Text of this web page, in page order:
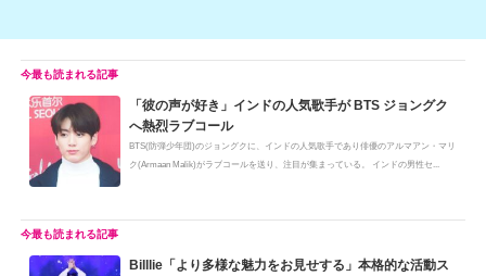
「彼の声が好き」インドの人気歌手が BTS ジョングク
へ熱烈ラブコール
BTS(防弾少年団)のジョングクに、インドの人気歌手であり俳優のアルマアン・マリ
ク(Armaan Malik)がラブコールを送り、注目が集まっている。 インドの男性セ...
Billlie「より多様な魅力をお見せする」本格的な活動ス